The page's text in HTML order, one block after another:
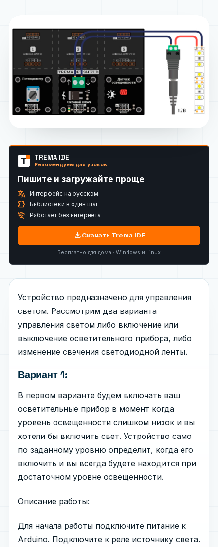
T TREMA IDE
Рекомендуем для уроков
Пишите и загружайте проще
translate Интерфейс на русском
extension Библиотеки в один шаг
wifi_off Работает без интернета
downloadСкачать Trema IDE
Бесплатно для дома · Windows и Linux
Устройство предназначено для управления
светом. Рассмотрим два варианта
управления светом либо включение или
выключение осветительного прибора, либо
изменение свечения светодиодной ленты.
Вариант 1:
В первом варианте будем включать ваш
осветительные прибор в момент когда
уровень освещенности слишком низок и вы
хотели бы включить свет. Устройство само
по заданному уровню определит, когда его
включить и вы всегда будете находится при
достаточном уровне освещенности.
Описание работы:
Для начала работы подключите питание к
Arduino. Подключите к реле источнику света.